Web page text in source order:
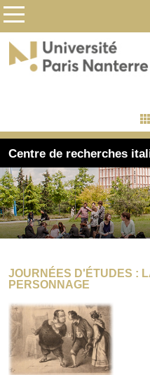
Centre de recherches
JOURNÉES D'ÉTUDES :
PERSONNAGE